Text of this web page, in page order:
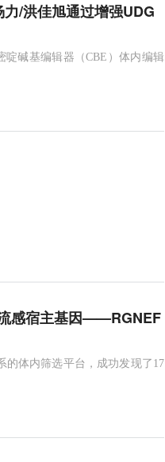
/洪佳旭通过增强UDG
碱基编辑器（CBE）体内编辑
感宿主基因——RGNEF
的体内筛选平台，成功发现了17